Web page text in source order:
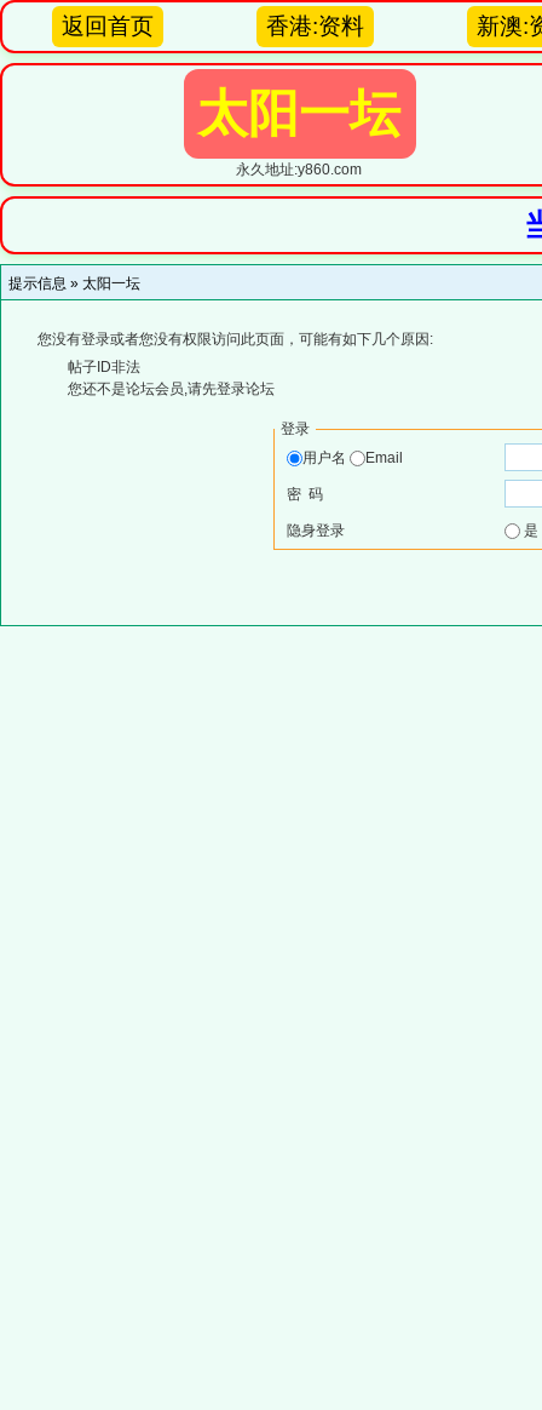
返回首页 香港:资料 新澳:
太阳一坛
永久地址:y860.com
提示信息 » 太阳一坛
您没有登录或者您没有权限访问此页面，可能有如下几个原因:
帖子ID非法
您还不是论坛会员,请先登录论坛
登录
用户名
Email
密 码
隐身登录